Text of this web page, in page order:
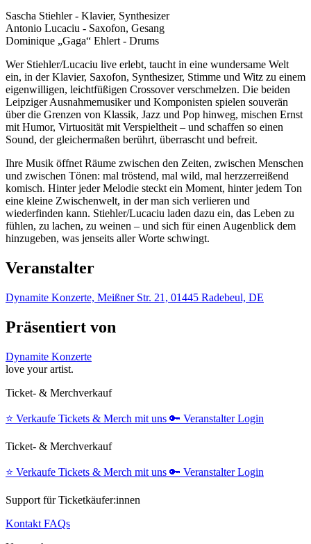
Sascha Stiehler - Klavier, Synthesizer
Antonio Lucaciu - Saxofon, Gesang
Dominique „Gaga“ Ehlert - Drums
Wer Stiehler/Lucaciu live erlebt, taucht in eine wundersame Welt
ein, in der Klavier, Saxofon, Synthesizer, Stimme und Witz zu einem
eigenwilligen, leichtfüßigen Crossover verschmelzen. Die beiden
Leipziger Ausnahmemusiker und Komponisten spielen souverän
über die Grenzen von Klassik, Jazz und Pop hinweg, mischen Ernst
mit Humor, Virtuosität mit Verspieltheit – und schaffen so einen
Sound, der gleichermaßen berührt, überrascht und befreit.
Ihre Musik öffnet Räume zwischen den Zeiten, zwischen Menschen
und zwischen Tönen: mal tröstend, mal wild, mal herzzerreißend
komisch. Hinter jeder Melodie steckt ein Moment, hinter jedem Ton
eine kleine Zwischenwelt, in der man sich verlieren und
wiederfinden kann. Stiehler/Lucaciu laden dazu ein, das Leben zu
fühlen, zu lachen, zu weinen – und sich für einen Augenblick dem
hinzugeben, was jenseits aller Worte schwingt.
Veranstalter
Dynamite Konzerte, Meißner Str. 21, 01445 Radebeul, DE
Präsentiert von
Dynamite Konzerte
love your artist.
Ticket- & Merchverkauf
⭐️ Verkaufe Tickets & Merch mit uns 🔑 Veranstalter Login
Ticket- & Merchverkauf
⭐️ Verkaufe Tickets & Merch mit uns 🔑 Veranstalter Login
Support für Ticketkäufer:innen
Kontakt FAQs